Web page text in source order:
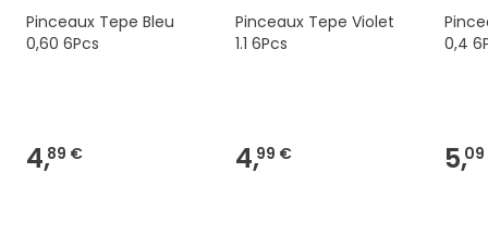
Pinceaux Tepe Bleu
0,60 6Pcs
4,89 €
Pinceaux Tepe Violet
1.1 6Pcs
4,99 €
0,4
5,